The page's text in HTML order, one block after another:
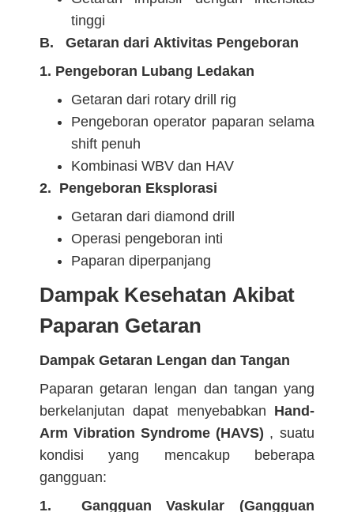
tinggi
B. Getaran dari Aktivitas Pengeboran
1. Pengeboran Lubang Ledakan
Getaran dari rotary drill rig
Pengeboran operator paparan selama
shift penuh
Kombinasi WBV dan HAV
2. Pengeboran Eksplorasi
Getaran dari diamond drill
Operasi pengeboran inti
Paparan diperpanjang
Dampak Kesehatan Akibat
Paparan Getaran
Dampak Getaran Lengan dan Tangan
Paparan getaran lengan dan tangan yang
berkelanjutan dapat menyebabkan Hand-
Arm Vibration Syndrome (HAVS) , suatu
kondisi yang mencakup beberapa
gangguan:
1. Gangguan Vaskular (Gangguan